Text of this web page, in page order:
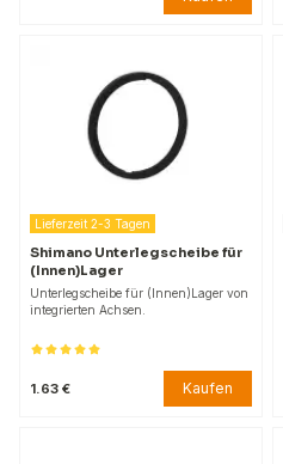
Lieferzeit 2-3 Tagen
Shimano Unterlegscheibe für
(Innen)Lager
Unterlegscheibe für (Innen)Lager von
integrierten Achsen.
1.63 € Kaufen